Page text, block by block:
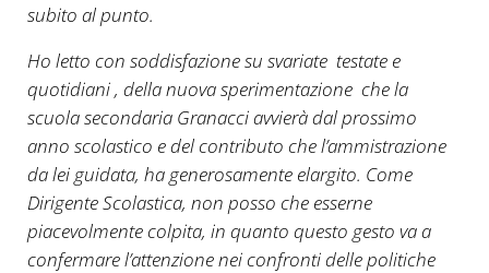
subito al punto.
Ho letto con soddisfazione su svariate testate e
quotidiani , della nuova sperimentazione che la
scuola secondaria Granacci avvierà dal prossimo
anno scolastico e del contributo che l’ammistrazione
da lei guidata, ha generosamente elargito. Come
Dirigente Scolastica, non posso che esserne
piacevolmente colpita, in quanto questo gesto va a
confermare l’attenzione nei confronti delle politiche